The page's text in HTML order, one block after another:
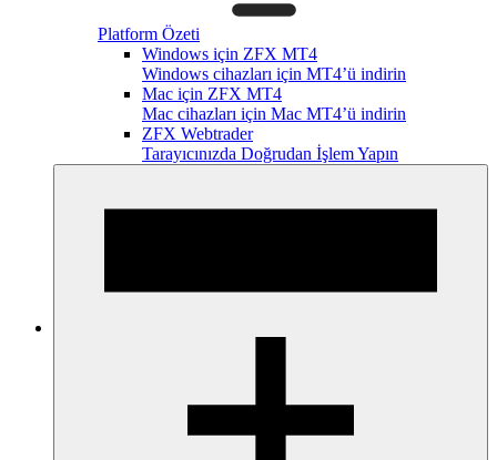
Platform Özeti
Windows için ZFX MT4
Windows cihazları için MT4’ü indirin
Mac için ZFX MT4
Mac cihazları için Mac MT4’ü indirin
ZFX Webtrader
Tarayıcınızda Doğrudan İşlem Yapın